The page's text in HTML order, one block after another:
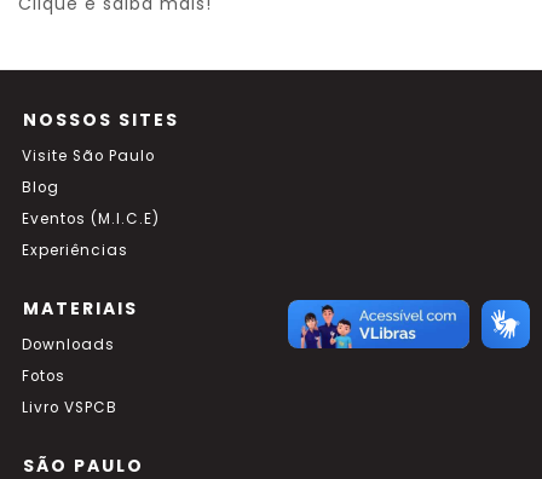
NOSSOS SITES
Visite São Paulo
Blog
Eventos (M.I.C.E)
Experiências
MATERIAIS
Downloads
Fotos
Livro VSPCB
SÃO PAULO